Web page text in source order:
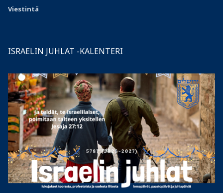
Viestintä
ISRAELIN JUHLAT -KALENTERI